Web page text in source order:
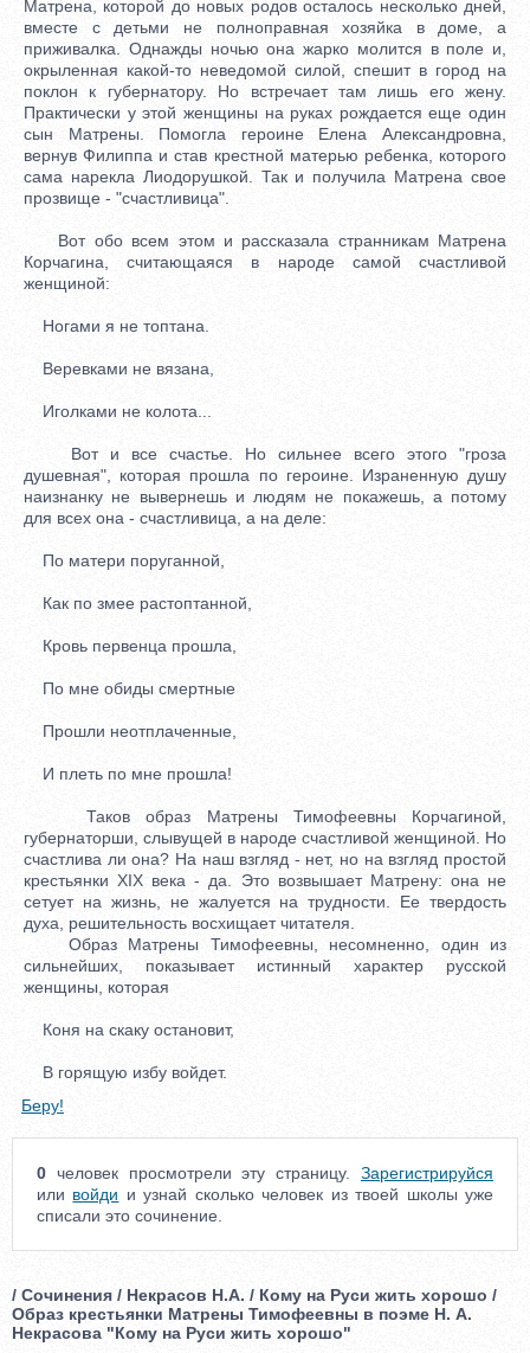
Матрена, которой до новых родов осталось несколько дней,
вместе с детьми не полноправная хозяйка в доме, а
приживалка. Однажды ночью она жарко молится в поле и,
окрыленная какой-то неведомой силой, спешит в город на
поклон к губернатору. Но встречает там лишь его жену.
Практически у этой женщины на руках рождается еще один
сын Матрены. Помогла героине Елена Александровна,
вернув Филиппа и став крестной матерью ребенка, которого
сама нарекла Лиодорушкой. Так и получила Матрена свое
прозвище - "счастливица".
Вот обо всем этом и рассказала странникам Матрена
Корчагина, считающаяся в народе самой счастливой
женщиной:
Ногами я не топтана.
Веревками не вязана,
Иголками не колота...
Вот и все счастье. Но сильнее всего этого "гроза
душевная", которая прошла по героине. Израненную душу
наизнанку не вывернешь и людям не покажешь, а потому
для всех она - счастливица, а на деле:
По матери поруганной,
Как по змее растоптанной,
Кровь первенца прошла,
По мне обиды смертные
Прошли неотплаченные,
И плеть по мне прошла!
Таков образ Матрены Тимофеевны Корчагиной,
губернаторши, слывущей в народе счастливой женщиной. Но
счастлива ли она? На наш взгляд - нет, но на взгляд простой
крестьянки XIX века - да. Это возвышает Матрену: она не
сетует на жизнь, не жалуется на трудности. Ее твердость
духа, решительность восхищает читателя.
Образ Матрены Тимофеевны, несомненно, один из
сильнейших, показывает истинный характер русской
женщины, которая
Коня на скаку остановит,
В горящую избу войдет.
Беру!
0 человек просмотрели эту страницу. Зарегистрируйся
или войди и узнай сколько человек из твоей школы уже
списали это сочинение.
/ Сочинения / Некрасов Н.А. / Кому на Руси жить хорошо /
Образ крестьянки Матрены Тимофеевны в поэме Н. А.
Некрасова "Кому на Руси жить хорошо"